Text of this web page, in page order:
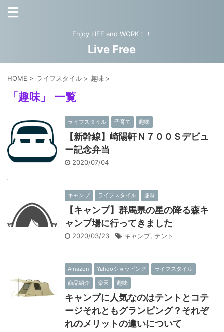
Enjoy LIFE and WORK！！
Live Free
HOME > ライフスタイル > 趣味 >
「趣味」 一覧
ライフスタイル 子育て 趣味
【新幹線】崎陽軒Ｎ７００Ｓデビュ
ー記念弁当
2020/07/04
キャンプ ライフスタイル 趣味
【キャンプ】群馬県の星の降る森キ
ャンプ場に行ってきました
2020/03/23 キャンプ, テント
Amazon Yahooショッピング
ライフスタイル
商品紹介
楽天 趣味
キャンプに人気なのはテントとコテ
ージそれともグランピング？それぞ
れのメリットの違いについて